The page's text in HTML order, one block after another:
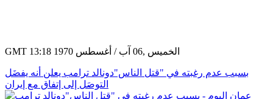
GMT 13:18 1970 الخميس ,06 آب / أغسطس
بسبب عدم رغبته في "قتل الناس"دونالد ترامب يعلن أنه يفضَل
التوصَل إلى إتفاق مع إيران